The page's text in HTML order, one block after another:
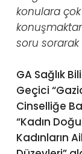
konulara
soru sorarak
GA Sağlık
Geçici
Cinselliğe
“Kadın
Kadınların